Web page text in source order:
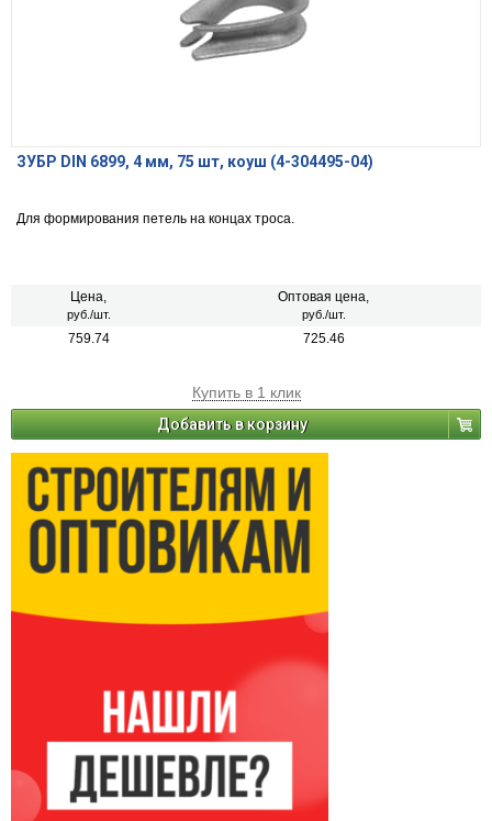
ЗУБР DIN 6899, 4 мм, 75 шт, коуш (4-304495-04)
Для формирования петель на концах троса.
Цена,
руб./шт.
Оптовая цена,
руб./шт.
759.74 725.46
Купить в 1 клик
Добавить в корзину